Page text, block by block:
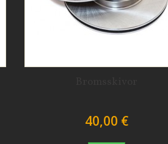
40,00 €